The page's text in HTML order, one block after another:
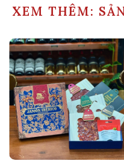
XEM THÊM: